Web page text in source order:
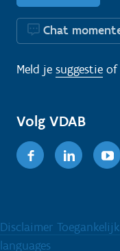
Chat
Meld je suggestie of
Volg VDAB
Facebook
Disclaimer
languages